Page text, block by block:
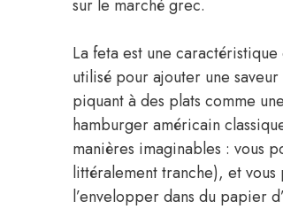
sur le marché grec.
La feta est une
utilisé pour ajouter une
piquant à des plats comme
hamburger américain
manières imaginables : vous
littéralement tranche), et
l’envelopper dans du papier